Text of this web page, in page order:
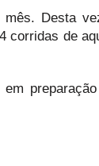
Desta
corridas de